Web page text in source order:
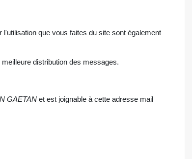
l'utilisation que vous faites du site sont également
distribution des messages.
GAETAN et est joignable à cette adresse mail